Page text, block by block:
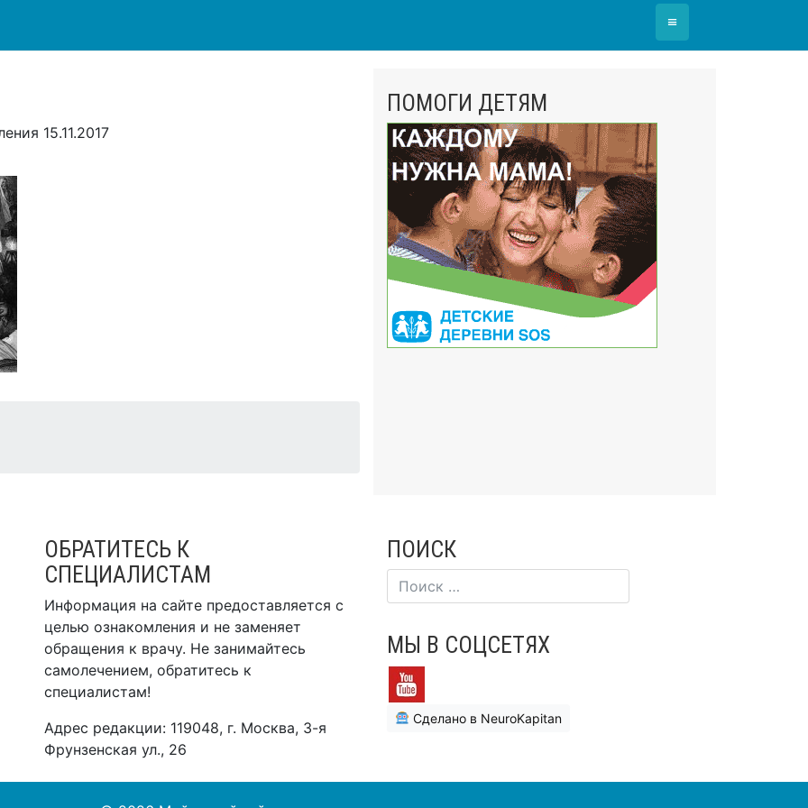
≡
15.11.2017
ПОМОГИ ДЕТЯМ
ОБРАТИТЕСЬ К
СПЕЦИАЛИСТАМ
Информация на сайте предоставляется с
целью ознакомления и не заменяет
обращения к врачу. Не занимайтесь
самолечением, обратитесь к
специалистам!
Адрес редакции: 119048, г. Москва, 3-я
Фрунзенская ул., 26
ПОИСК
МЫ В СОЦСЕТЯХ
Сделано в NeuroKapitan